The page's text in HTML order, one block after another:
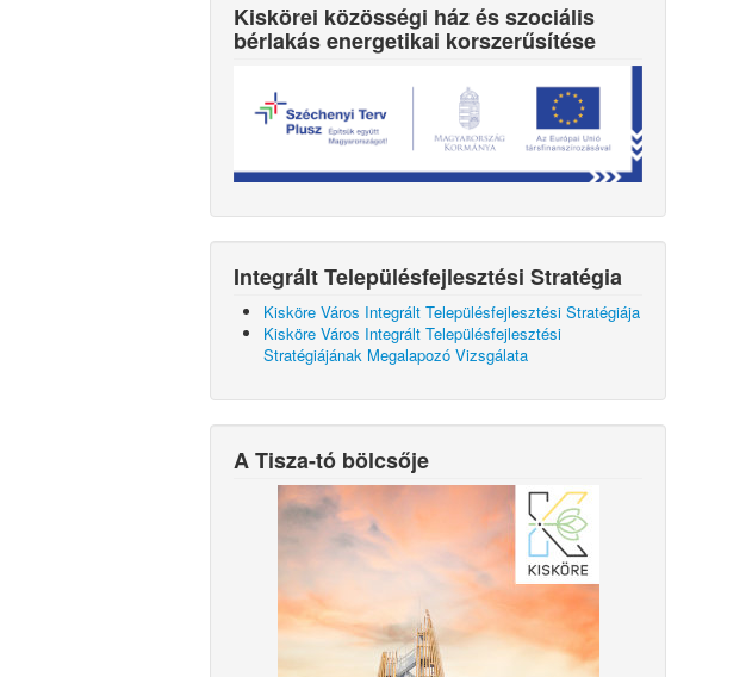
Kiskörei közösségi ház és szociális
bérlakás energetikai korszerűsítése
Integrált Településfejlesztési Stratégia
Kisköre Város Integrált Településfejlesztési Stratégiája
Kisköre Város Integrált Településfejlesztési
Stratégiájának Megalapozó Vizsgálata
A Tisza-tó bölcsője